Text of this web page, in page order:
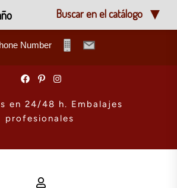
en 24/48 h. Embalajes
profesionales
Buscar en el catálogo